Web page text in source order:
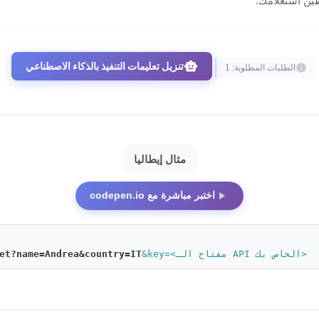
info الطلبات المطلوبة: 1 smart_toyتنزيل تعليمات التنفيذ بالذكاء الاصطناعي
مثال إيطاليا
play_arrow اختبر مباشرة مع codepen.io
&key=<مفتاح الـ API الخاص بك>